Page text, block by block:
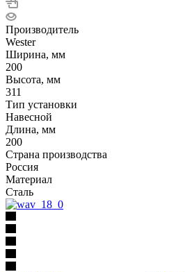
Производитель
Wester
Ширина, мм
200
Высота, мм
311
Тип установки
Навесной
Длина, мм
200
Страна производства
Россия
Материал
Сталь